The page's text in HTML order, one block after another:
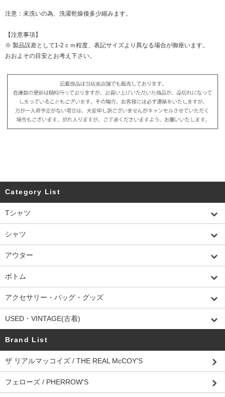
注意：未洗いの為、洗濯乾燥後多少縮みます。
【注意事項】
※ 製品誤差として1-2ｃｍ程度、表記サイズより異なる場合が御座います。
おおよその目安とお考え下さい。
Category List
Tシャツ
シャツ
アウター
ボトム
アクセサリー・バッグ・グッズ
USED・VINTAGE(古着)
Brand List
ザ リアルマッコイズ / THE REAL McCOY'S
フェローズ / PHERROW'S